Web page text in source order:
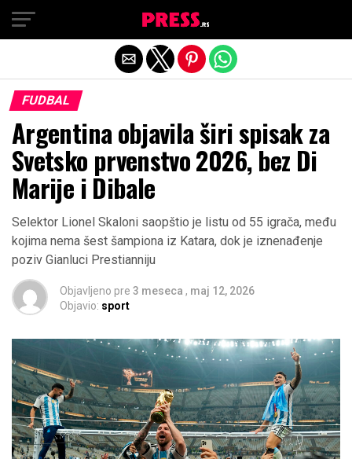
FUDBAL
Argentina objavila širi spisak za
Svetsko prvenstvo 2026, bez Di
Marije i Dibale
Selektor Lionel Skaloni saopštio je listu od 55 igrača, među
kojima nema šest šampiona iz Katara, dok je iznenađenje
poziv Gianluci Prestianniju
Objavljeno pre 3 meseca , maj 12, 2026
Objavio: sport
Exit mobile version